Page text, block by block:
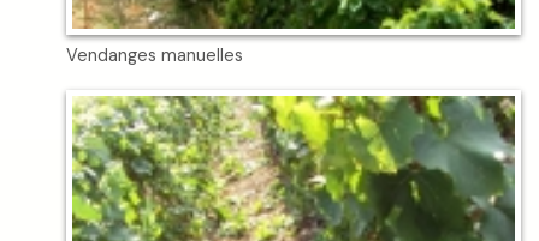
Vendanges manuelles